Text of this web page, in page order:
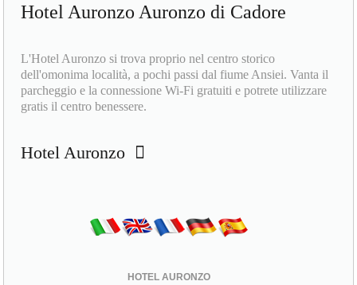
Hotel Auronzo Auronzo di Cadore
L'Hotel Auronzo si trova proprio nel centro storico
dell'omonima località, a pochi passi dal fiume Ansiei. Vanta il
parcheggio e la connessione Wi-Fi gratuiti e potrete utilizzare
gratis il centro benessere.
Hotel Auronzo
HOTEL AURONZO